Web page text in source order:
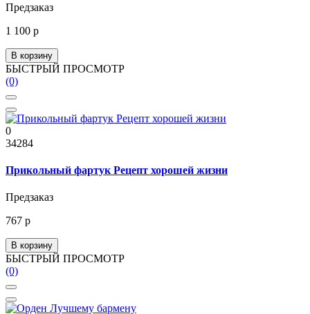
Предзаказ
1 100 р
В корзину
БЫСТРЫЙ ПРОСМОТР
(0)
0
34284
Прикольный фартук Рецепт хорошей жизни
Предзаказ
767 р
В корзину
БЫСТРЫЙ ПРОСМОТР
(0)